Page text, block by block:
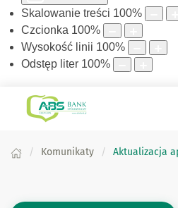
Skalowanie treści 100%
Czcionka 100%
Wysokość linii 100%
Odstęp liter 100%
Komunikaty Aktualizacja